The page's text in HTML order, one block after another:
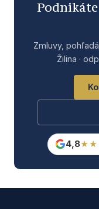
Zmluvy,
Žilina ·
4,8